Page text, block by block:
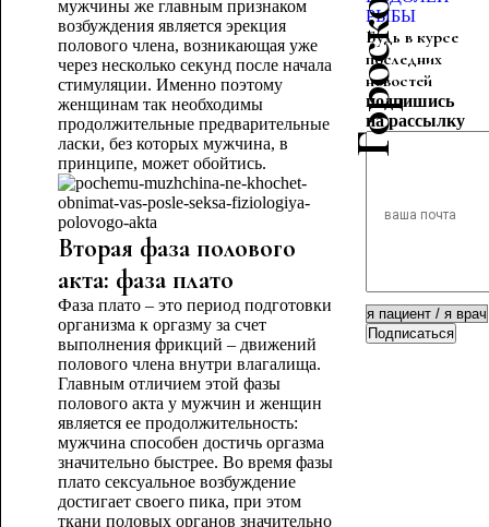
мужчины же главным признаком
возбуждения является эрекция
полового члена, возникающая уже
через несколько секунд после начала
стимуляции. Именно поэтому
женщинам так необходимы
продолжительные предварительные
ласки, без которых мужчина, в
принципе, может обойтись.
Вторая фаза полового
акта: фаза плато
Фаза плато – это период подготовки
организма к оргазму за счет
выполнения фрикций – движений
полового члена внутри влагалища.
Главным отличием этой фазы
полового акта у мужчин и женщин
является ее продолжительность:
мужчина способен достичь оргазма
значительно быстрее. Во время фазы
плато сексуальное возбуждение
достигает своего пика, при этом
ткани половых органов значительно
РЫБЫ
Будь в курсе
последних
новостей
подпишись
на рассылку
Подписаться